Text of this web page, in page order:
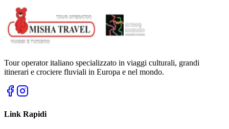
Tour operator italiano specializzato in viaggi culturali, grandi
itinerari e crociere fluviali in Europa e nel mondo.
Link Rapidi